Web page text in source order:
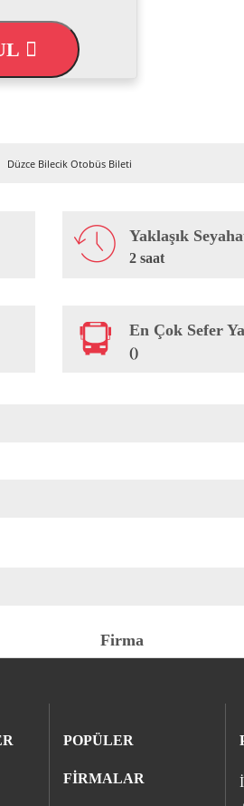
Düzce Bilecik Otobüs Bileti
Yaklaşık
2 saat
En Çok Sefer
()
Firma
POPÜLER
FİRMALAR